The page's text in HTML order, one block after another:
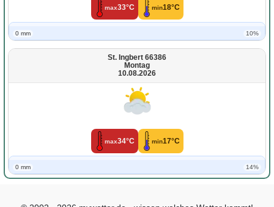
max33°C min18°C
0 mm 10%
St. Ingbert 66386
Montag
10.08.2026
max34°C min17°C
0 mm 14%